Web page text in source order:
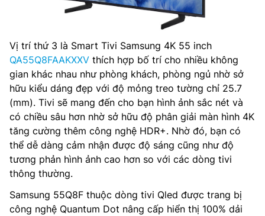
Vị trí thứ 3 là Smart Tivi Samsung 4K 55 inch
QA55Q8FAAKXXV thích hợp bố trí cho nhiều không
gian khác nhau như phòng khách, phòng ngủ nhờ sở
hữu kiểu dáng đẹp với độ mỏng treo tường chỉ 25.7
(mm). Tivi sẽ mang đến cho bạn hình ảnh sắc nét và
có chiều sâu hơn nhờ sở hữu độ phân giải màn hình 4K
tăng cường thêm công nghệ HDR+. Nhờ đó, bạn có
thể dễ dàng cảm nhận được độ sáng cũng như độ
tương phản hình ảnh cao hơn so với các dòng tivi
thông thường.
Samsung 55Q8F thuộc dòng tivi Qled được trang bị
công nghệ Quantum Dot nâng cấp hiển thị 100% dải